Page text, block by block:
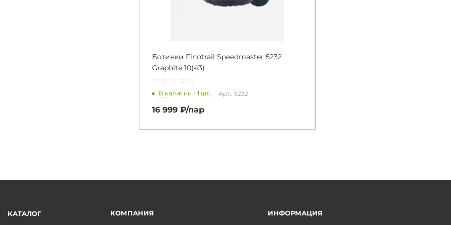
Ботинки Finntrail Speedmaster 5232
Graphite 10(43)
☆ ☆ ☆ ☆ ☆
★ ★ ★ ★ ★
В наличии - 1 шт. Арт.: 5232
16 999 ₽/пар
КАТАЛОГ КОМПАНИЯ ИНФОРМАЦИЯ